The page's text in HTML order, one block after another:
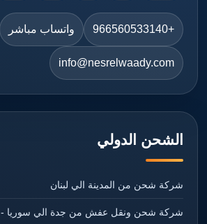
+966560533140 واتساب مباشر
info@nesrelwaady.com
الشحن الدولي
شركة شحن من المدينة الي لبنان
شركة شحن ونقل عفش من جدة الي سوريا -